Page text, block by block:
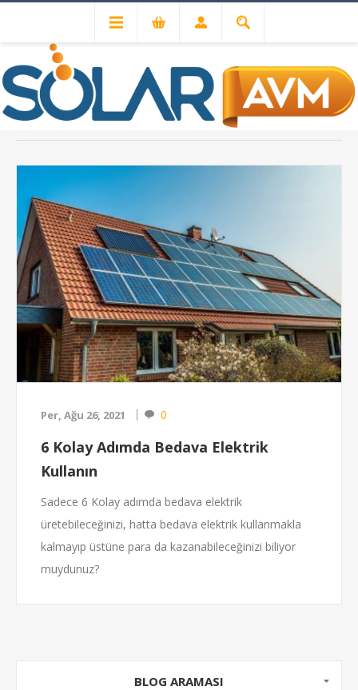
2021, AĞUSTOS
Per, Ağu 26, 2021 0
6 Kolay Adımda Bedava Elektrik
Kullanın
Sadece 6 Kolay adımda bedava elektrik
üretebileceğinizi, hatta bedava elektrik kullanmakla
kalmayıp üstüne para da kazanabileceğinizi biliyor
muydunuz?
BLOG ARAMASI